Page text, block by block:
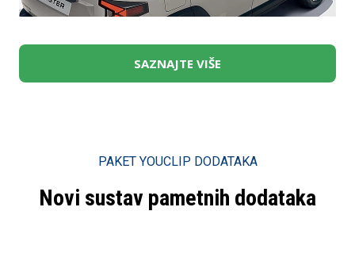
SAZNAJTE VIŠE
PAKET YOUCLIP DODATAKA
Novi sustav pametnih dodataka